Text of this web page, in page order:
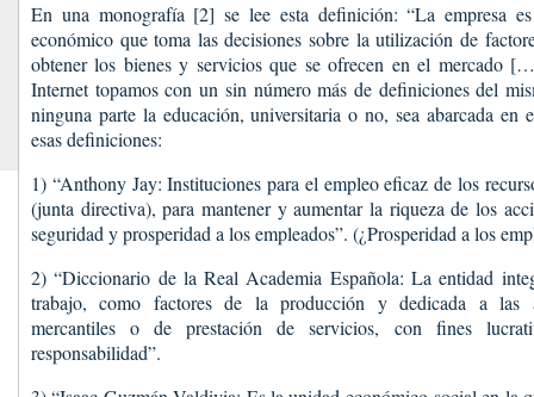
En una monografía [2] se lee esta definición: “La empresa
económico que toma las decisiones sobre la utilización de
obtener los bienes y servicios que se ofrecen en el mercado
Internet topamos con un sin número más de definiciones del
ninguna parte la educación, universitaria o no, sea abarcada en
esas definiciones:
1) “Anthony Jay: Instituciones para el empleo eficaz de los
(junta directiva), para mantener y aumentar la riqueza de los
seguridad y prosperidad a los empleados”. (¿Prosperidad a los
2) “Diccionario de la Real Academia Española: La entidad
trabajo, como factores de la producción y dedicada a las
mercantiles o de prestación de servicios, con fines
responsabilidad”.